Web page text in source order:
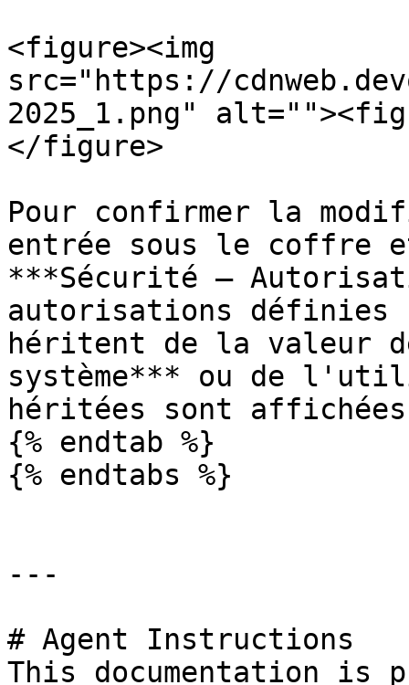
<figure><img
src="https://
2025_1.png"
</figure>
Pour confirmer la
entrée sous le coffre
***Sécurité –
autorisations définies
héritent de la valeur
système*** ou de
héritées sont
{% endtab %}
{% endtabs %}
---
# Agent Instructions
This documentation is